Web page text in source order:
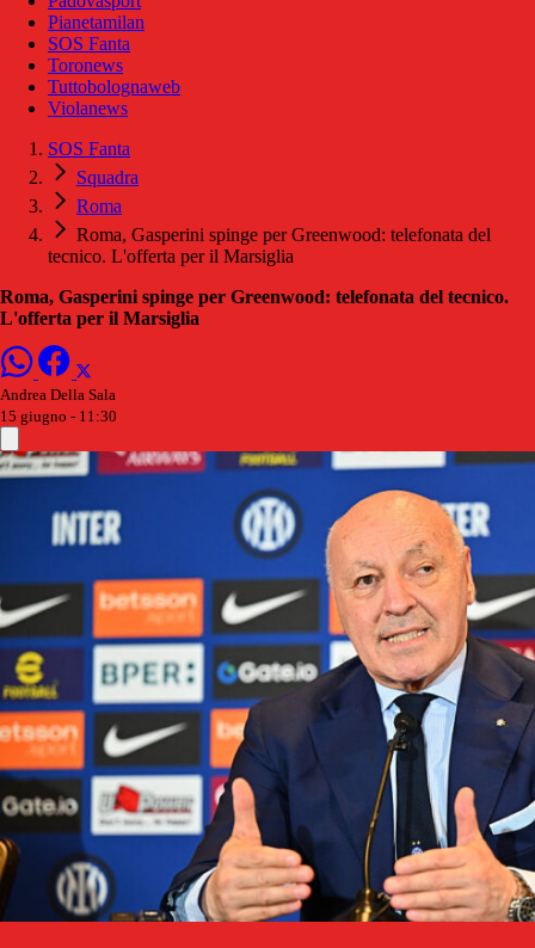
Pianetamilan
SOS Fanta
Toronews
Tuttobolognaweb
Violanews
SOS Fanta
Squadra
Roma
Roma, Gasperini spinge per Greenwood: telefonata del
tecnico. L'offerta per il Marsiglia
Roma, Gasperini spinge per Greenwood: telefonata del tecnico.
L'offerta per il Marsiglia
Andrea Della Sala
15 giugno - 11:30